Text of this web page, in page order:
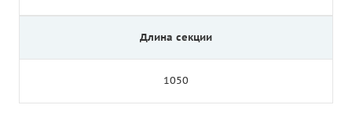
Длина секции
1050